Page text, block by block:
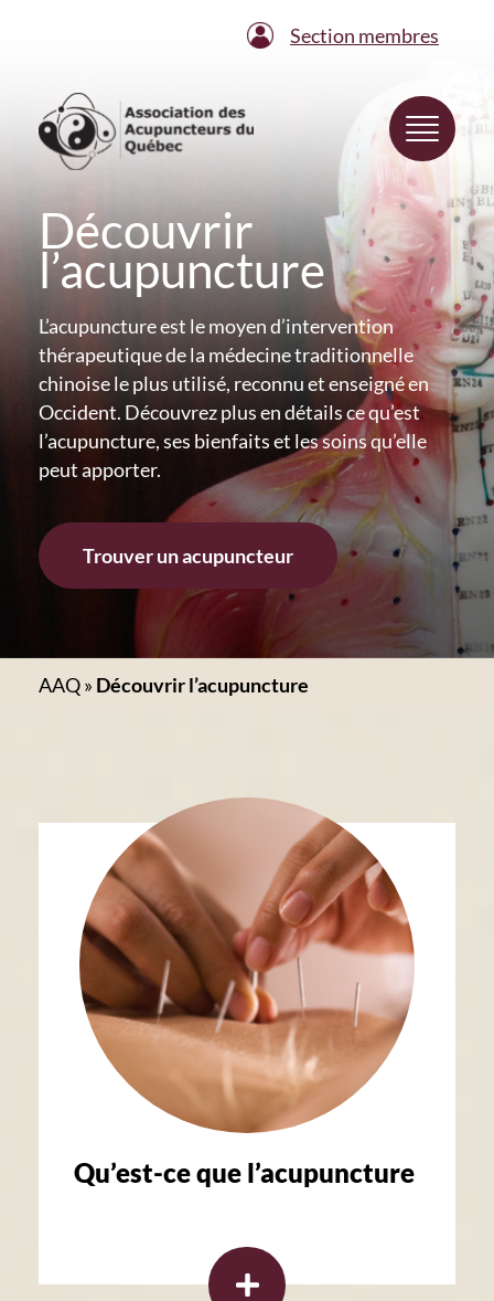
Section membres
Découvrir
l’acupuncture
L’acupuncture est le moyen d’intervention
thérapeutique de la médecine traditionnelle
chinoise le plus utilisé, reconnu et enseigné en
Occident. Découvrez plus en détails ce qu’est
l’acupuncture, ses bienfaits et les soins qu’elle
peut apporter.
Trouver un acupuncteur
AAQ» Découvrir l’acupuncture
Qu’est-ce que l’acupuncture